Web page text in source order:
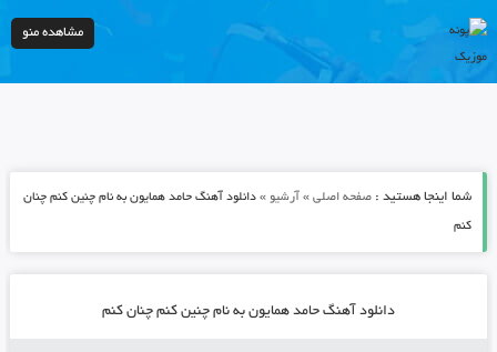
مشاهده منو
شما اینجا هستید : صفحه اصلی» آرشیو » دانلود آهنگ حامد همایون به نام چنین کنم چنان
کنم
دانلود آهنگ حامد همایون به نام چنین کنم چنان کنم